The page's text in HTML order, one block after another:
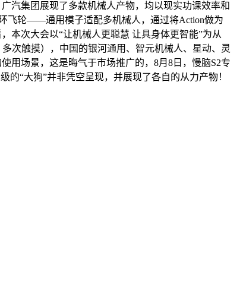
汽集团展现了多款机械人产物，均以现实功课效率和
飞轮——通用模子适配多机械人，通过将Action做为
本次大会以“让机械人更聪慧 让具身体更智能”为从
次触摸），中国的银河通用、智元机械人、星动、灵
用场景，这是晦气于市场推广的，8月8日，慢脑S2专
“大狗”并非凭空呈现，并展现了各自的从力产物！